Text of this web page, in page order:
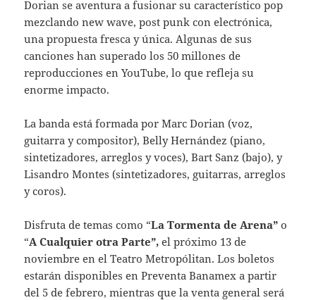
Dorian se aventura a fusionar su característico pop
mezclando new wave, post punk con electrónica,
una propuesta fresca y única. Algunas de sus
canciones han superado los 50 millones de
reproducciones en YouTube, lo que refleja su
enorme impacto.
La banda está formada por Marc Dorian (voz,
guitarra y compositor), Belly Hernández (piano,
sintetizadores, arreglos y voces), Bart Sanz (bajo), y
Lisandro Montes (sintetizadores, guitarras, arreglos
y coros).
Disfruta de temas como “La Tormenta de Arena” o
“A Cualquier otra Parte”, el próximo 13 de
noviembre en el Teatro Metropólitan. Los boletos
estarán disponibles en Preventa Banamex a partir
del 5 de febrero, mientras que la venta general será